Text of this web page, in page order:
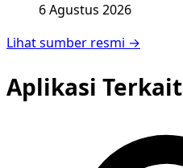
6 Agustus 2026
Lihat sumber resmi →
Aplikasi Terkait